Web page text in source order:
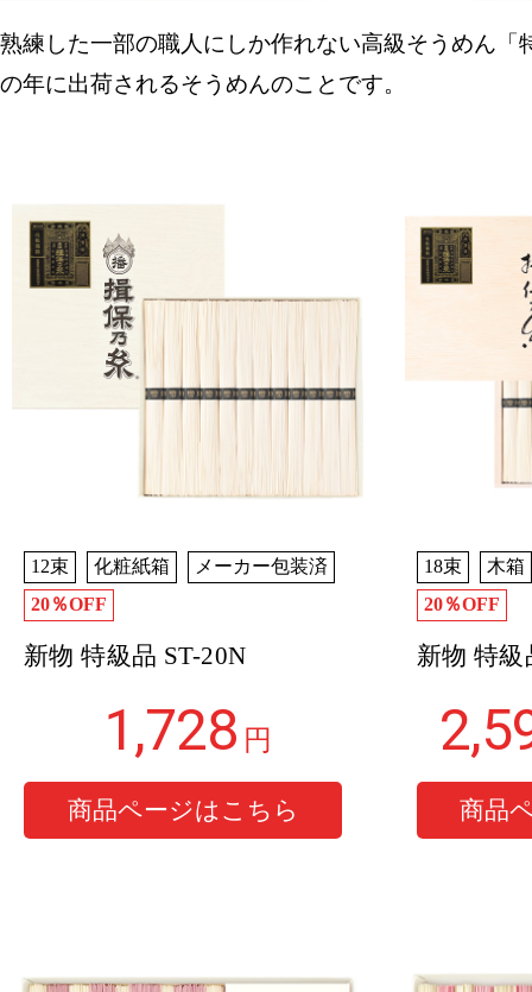
熟練した一部の職人にしか作れない高級そうめん
の年に出荷されるそうめんのことです。
12束 化粧紙箱
メーカー包装済
20％OFF
新物 特級品 ST-20N
1,728 円
18束
木箱
20％OFF
新物 特級